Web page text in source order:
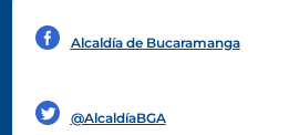
Alcaldía de Bucaramanga
@AlcaldíaBGA